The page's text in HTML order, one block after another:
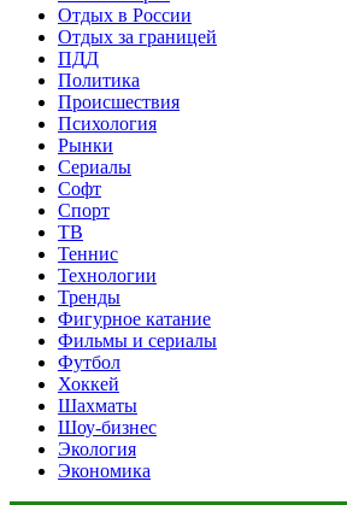
Отдых в России
Отдых за границей
ПДД
Политика
Происшествия
Психология
Рынки
Сериалы
Софт
Спорт
ТВ
Теннис
Технологии
Тренды
Фигурное катание
Фильмы и сериалы
Футбол
Хоккей
Шахматы
Шоу-бизнес
Экология
Экономика